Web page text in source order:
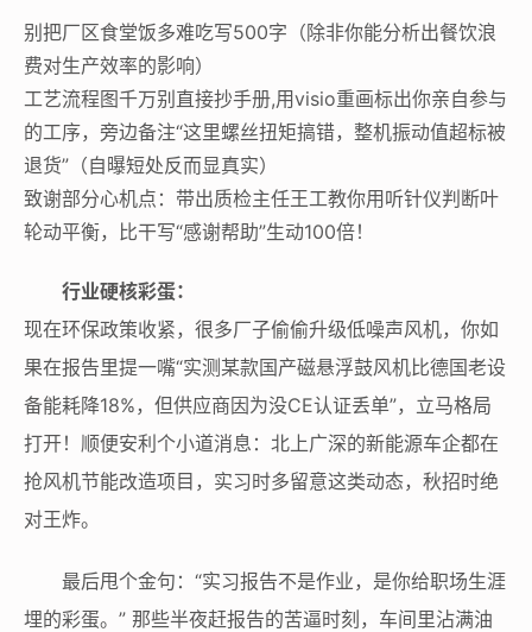
别把厂区食堂饭多难吃写500字（除非你能分析出餐饮浪
费对生产效率的影响）
工艺流程图千万别直接抄手册,用visio重画标出你亲自参与
的工序，旁边备注“这里螺丝扭矩搞错，整机振动值超标被
退货”（自曝短处反而显真实）
致谢部分心机点：带出质检主任王工教你用听针仪判断叶
轮动平衡，比干写“感谢帮助”生动100倍！
行业硬核彩蛋：
现在环保政策收紧，很多厂子偷偷升级低噪声风机，你如
果在报告里提一嘴“实测某款国产磁悬浮鼓风机比德国老设
备能耗降18%，但供应商因为没CE认证丢单”，立马格局
打开！顺便安利个小道消息：北上广深的新能源车企都在
抢风机节能改造项目，实习时多留意这类动态，秋招时绝
对王炸。
最后甩个金句：“实习报告不是作业，是你给职场生涯
埋的彩蛋。” 那些半夜赶报告的苦逼时刻，车间里沾满油